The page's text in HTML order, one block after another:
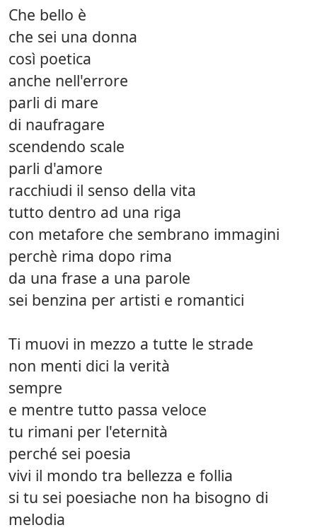
Che bello è
che sei una donna
così poetica
anche nell'errore
parli di mare
di naufragare
scendendo scale
parli d'amore
racchiudi il senso della vita
tutto dentro ad una riga
con metafore che sembrano immagini
perchè rima dopo rima
da una frase a una parole
sei benzina per artisti e romantici
Ti muovi in mezzo a tutte le strade
non menti dici la verità
sempre
e mentre tutto passa veloce
tu rimani per l'eternità
perché sei poesia
vivi il mondo tra bellezza e follia
si tu sei poesiache non ha bisogno di
melodia